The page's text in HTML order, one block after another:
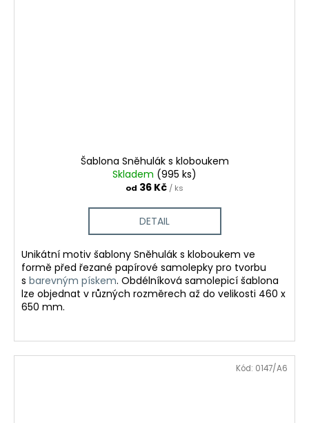
Šablona Sněhulák s kloboukem
Skladem (995 ks)
od 36 Kč / ks
DETAIL
Unikátní motiv šablony Sněhulák s kloboukem ve
formě před řezané papírové samolepky pro tvorbu
s barevným pískem. Obdélníková samolepicí šablona
lze objednat v různých rozměrech až do velikosti 460 x
650 mm.
Kód: 0147/A6